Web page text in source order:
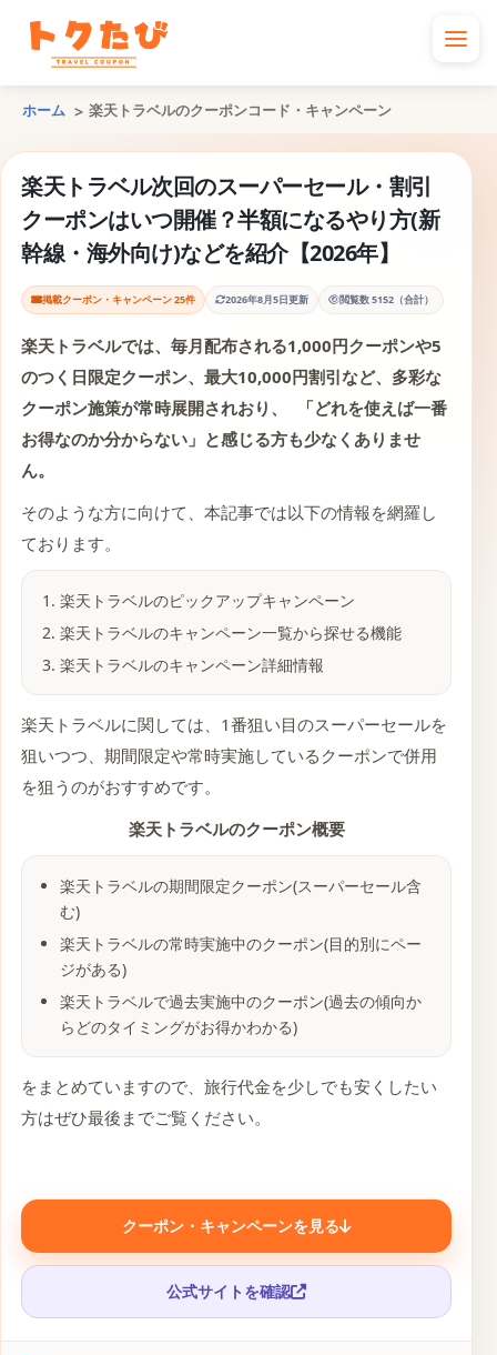
ホーム 楽天トラベルのクーポンコード・キャンペーン
楽天トラベル次回のスーパーセール・割引
クーポンはいつ開催？半額になるやり方(新
幹線・海外向け)などを紹介【2026年】
掲載クーポン・キャンペーン 25件 2026年8月5日更新 閲覧数 5152（合計）
楽天トラベルでは、毎月配布される1,000円クーポンや5
のつく日限定クーポン、最大10,000円割引など、多彩な
クーポン施策が常時展開されおり、 「どれを使えば一番
お得なのか分からない」と感じる方も少なくありませ
ん。
そのような方に向けて、本記事では以下の情報を網羅し
ております。
楽天トラベルのピックアップキャンペーン
楽天トラベルのキャンペーン一覧から探せる機能
楽天トラベルのキャンペーン詳細情報
楽天トラベルに関しては、1番狙い目のスーパーセールを
狙いつつ、期間限定や常時実施しているクーポンで併用
を狙うのがおすすめです。
楽天トラベルのクーポン概要
楽天トラベルの期間限定クーポン(スーパーセール含
む)
楽天トラベルの常時実施中のクーポン(目的別にペー
ジがある)
楽天トラベルで過去実施中のクーポン(過去の傾向か
らどのタイミングがお得かわかる)
をまとめていますので、旅行代金を少しでも安くしたい
方はぜひ最後までご覧ください。
クーポン・キャンペーンを見る
公式サイトを確認